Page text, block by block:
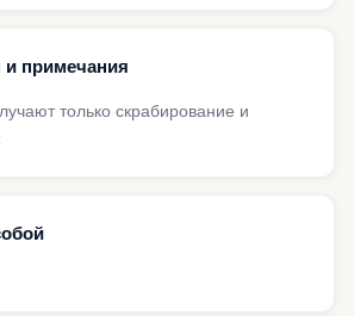
примечания
только скрабирование и